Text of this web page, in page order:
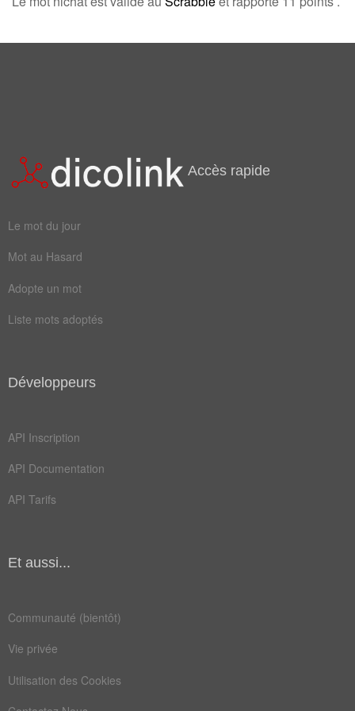
Mots liés par leur sémantique
camper
couver
coucher
habiter
nichoir
Accès rapide
Le mot du jour
Mot au Hasard
Adopte un mot
Liste mots adoptés
Développeurs
API Inscription
API Documentation
API Tarifs
Et aussi...
Communauté (bientôt)
Vie privée
Utilisation des Cookies